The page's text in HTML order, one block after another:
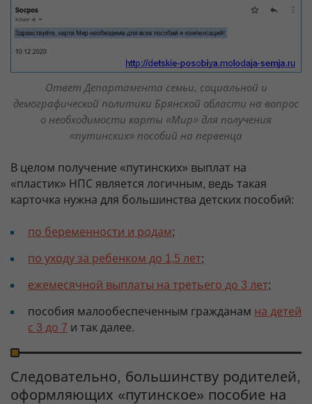
Ответ Департамента семьи, социальной и
демографической политики Брянской области на вопрос
о необходимости карты «Мир» для получения
«путинских» пособий на первенца
В целом получение «путинских» выплат на
«пластик» НПС является логичным, ведь такая
карточка нужна для большинства детских пособий:
по беременности и родам;
по уходу за ребенком до 1,5 лет;
ежемесячной выплаты на третьего до 3 лет;
пособия малообеспеченным гражданам на детей
с 3 до 7 и так далее.
Следовательно, большинству родителей,
оформляющих «путинское» пособие на